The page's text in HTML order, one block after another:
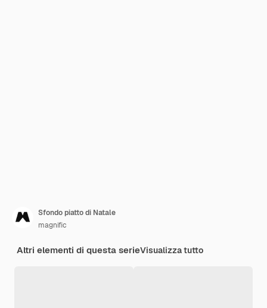
Sfondo piatto di Natale
magnific
Altri elementi di questa serieVisualizza tutto